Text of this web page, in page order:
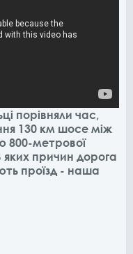
порівняли час,
130 км шосе між
800-метрової
яких причин дорога
проїзд - наша